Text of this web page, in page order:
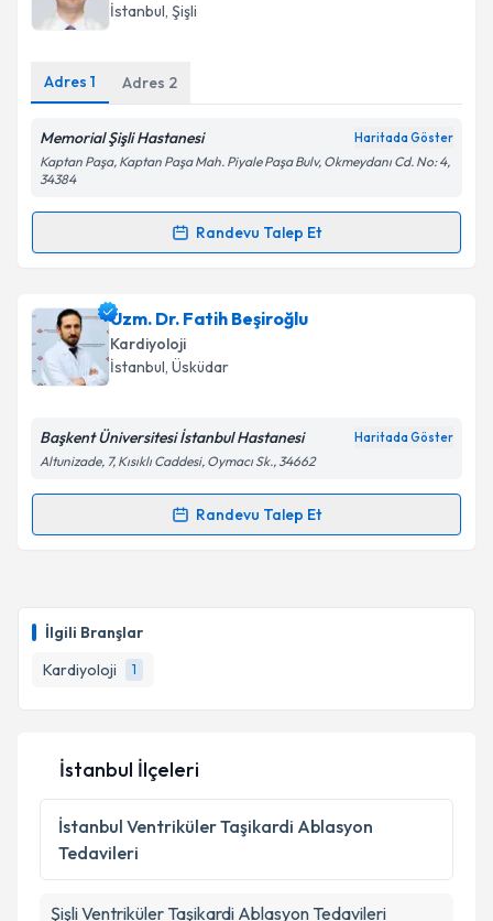
İlgili Branşlar
Kardiyoloji
1
İstanbul, Şişli
Adres 1 Adres 2
Memorial Şişli Hastanesi Haritada Göster
Kaptan Paşa, Kaptan Paşa Mah. Piyale Paşa Bulv, Okmeydanı Cd. No: 4,
34384
Randevu Talep Et
Randevu Takvimi Talebi
Prof. Dr. Sabri Demircaniçin randevu takvimi talebi
oluşturun. Size bu uzmandan randevu almanız için bir
takvim hazırlandığında e-posta ile bilgilendireceğiz.
Kişisel verilerimin işlenmesine ilişkin
Metni'ni okudum ve kişisel verilerimin belirtilen
Uzm. Dr. Fatih Beşiroğlu
Kardiyoloji
İstanbul, Üsküdar
Başkent Üniversitesi İstanbul Hastanesi Haritada Göster
Altunizade, 7, Kısıklı Caddesi, Oymacı Sk., 34662
Randevu Talep Et
Randevu Takvimi Talebi
takvim hazırlandığında e-posta ile bilgilendireceğiz.
E-posta Adresiniz
Kişisel verilerimin işlenmesine ilişkinAydınlatma
Metni
'ni okudum ve kişisel verilerimin belirtilen
kapsamda işlenmesini kabul ediyorum.
Takvim Talebini Gönder
İstanbul İlçeleri
İstanbul Ventriküler Taşikardi Ablasyon
Tedavileri
ŞişliVentriküler Taşikardi Ablasyon Tedavileri